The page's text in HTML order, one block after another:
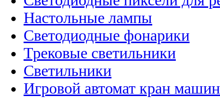
Настольные лампы
Светодиодные фонарики
Трековые светильники
Светильники
Игровой автомат кран